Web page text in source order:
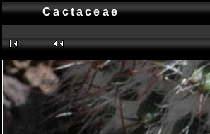
Cactaceae